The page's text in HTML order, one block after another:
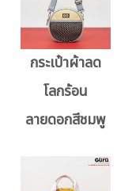
กระเป๋าผ้าลด
โลกร้อน
ลายดอกสีชมพู